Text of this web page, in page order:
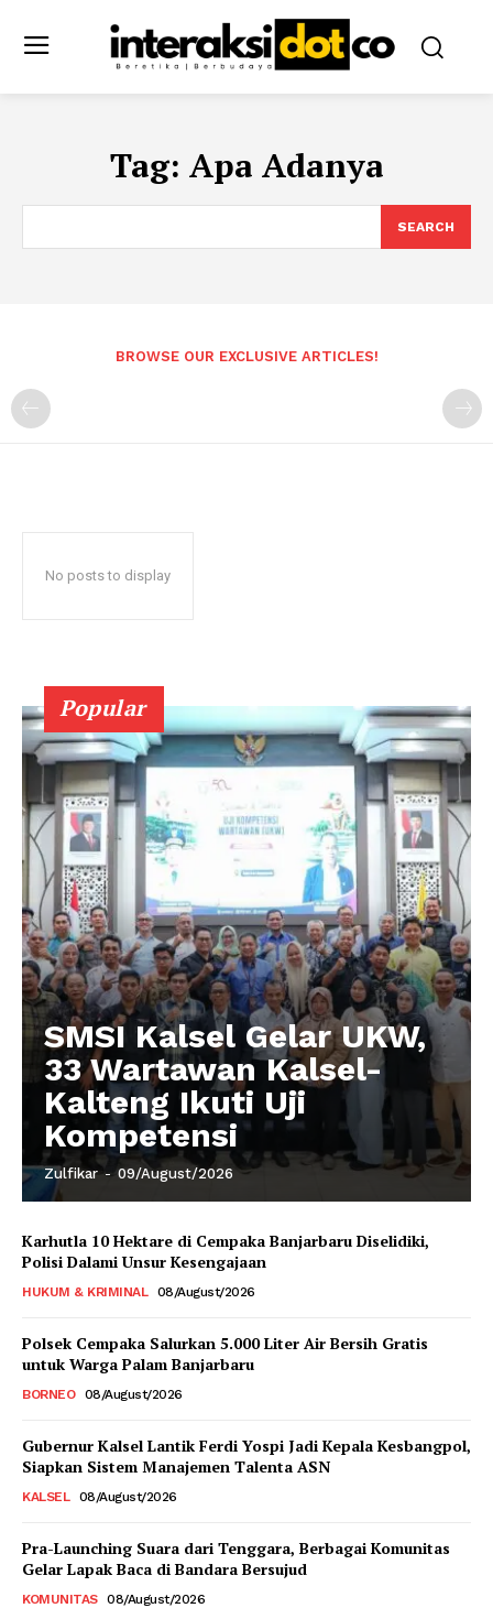
Tag: Apa Adanya
SEARCH
BROWSE OUR EXCLUSIVE ARTICLES!
No posts to display
Popular
SMSI Kalsel Gelar UKW,
33 Wartawan Kalsel-
Kalteng Ikuti Uji
Kompetensi
Zulfikar - 09/August/2026
Karhutla 10 Hektare di Cempaka Banjarbaru Diselidiki,
Polisi Dalami Unsur Kesengajaan
HUKUM & KRIMINAL 08/August/2026
Polsek Cempaka Salurkan 5.000 Liter Air Bersih Gratis
untuk Warga Palam Banjarbaru
BORNEO 08/August/2026
Gubernur Kalsel Lantik Ferdi Yospi Jadi Kepala Kesbangpol,
Siapkan Sistem Manajemen Talenta ASN
KALSEL 08/August/2026
Pra-Launching Suara dari Tenggara, Berbagai Komunitas
Gelar Lapak Baca di Bandara Bersujud
KOMUNITAS 08/August/2026